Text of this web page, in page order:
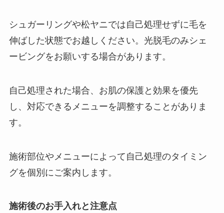
シュガーリングや松ヤニでは自己処理せずに毛を
伸ばした状態でお越しください。光脱毛のみシェ
ービングをお願いする場合があります。
自己処理された場合、お肌の保護と効果を優先
し、対応できるメニューを調整することがありま
す。
施術部位やメニューによって自己処理のタイミン
グを個別にご案内します。
施術後のお手入れと注意点